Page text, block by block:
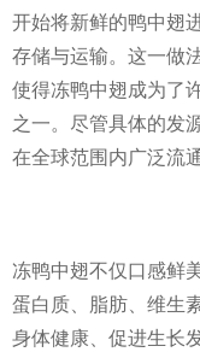
开始将新鲜的鸭中翅
存储与运输。这一做
使得冻鸭中翅成为了
之一。尽管具体的发
在全球范围内广泛流
冻鸭中翅不仅口感鲜
蛋白质、脂肪、维生
身体健康、促进生长